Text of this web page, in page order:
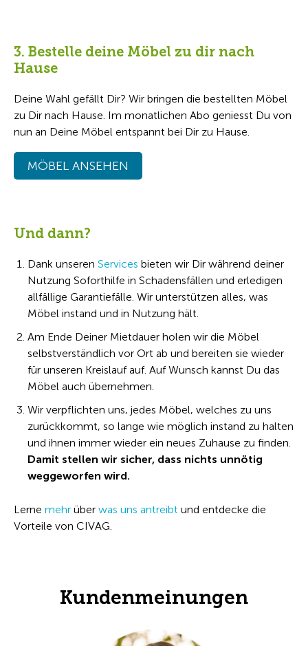
3. Bestelle deine Möbel zu dir nach
Hause
Deine Wahl gefällt Dir? Wir bringen die bestellten Möbel
zu Dir nach Hause. Im monatlichen Abo geniesst Du von
nun an Deine Möbel entspannt bei Dir zu Hause.
MÖBEL ANSEHEN
Und dann?
Dank unseren Services bieten wir Dir während deiner
Nutzung Soforthilfe in Schadensfällen und erledigen
allfällige Garantiefälle. Wir unterstützen alles, was
Möbel instand und in Nutzung hält.
Am Ende Deiner Mietdauer holen wir die Möbel
selbstverständlich vor Ort ab und bereiten sie wieder
für unseren Kreislauf auf. Auf Wunsch kannst Du das
Möbel auch übernehmen.
Wir verpflichten uns, jedes Möbel, welches zu uns
zurückkommt, so lange wie möglich instand zu halten
und ihnen immer wieder ein neues Zuhause zu finden.
Damit stellen wir sicher, dass nichts unnötig
weggeworfen wird.
Lerne mehr über was uns antreibt und entdecke die
Vorteile von CIVAG.
Kundenmeinungen